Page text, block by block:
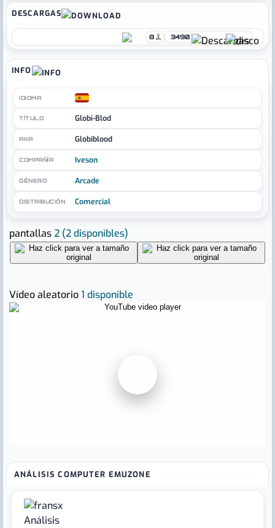
pantallas2 (2 disponibles)
Vídeo aleatorio1 disponible
ANÁLISIS COMPUTER EMUZONE
Análisis
DESCARGAS
8 3490
INFO
IDIOMA
TÍTULO Globi-Blod
AKA Globiblood
COMPAÑÍA Iveson
GÉNERO Arcade
DISTRIBUCIÓN Comercial